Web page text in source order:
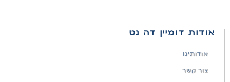
אודות דומיין דה נט
אודותינו
צור קשר